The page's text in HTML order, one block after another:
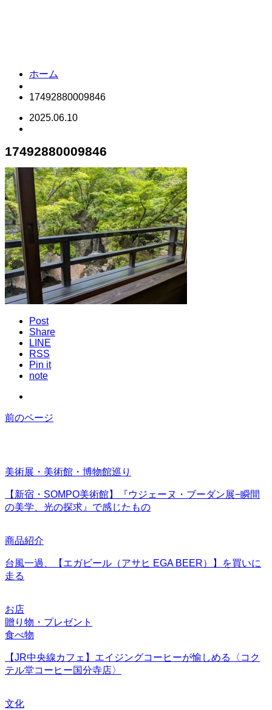
ホーム
17492880009846
2025.06.10
17492880009846
Post
Share
LINE
RSS
Pin it
note
前のページ
美術展・美術館・博物館巡り
【新宿・SOMPO美術館】『ウジェーヌ・ブーダン展−瞬間
の美学、光の探求』で感じたもの
商品紹介
台風一過、【エガビール（アサヒ EGA BEER）】を買いに
走る
お店
贈り物・プレゼント
食べ物
【JR中央線カフェ】エイジングコーヒーが愉しめる〈コク
テル堂コーヒー国分寺店〉
文化